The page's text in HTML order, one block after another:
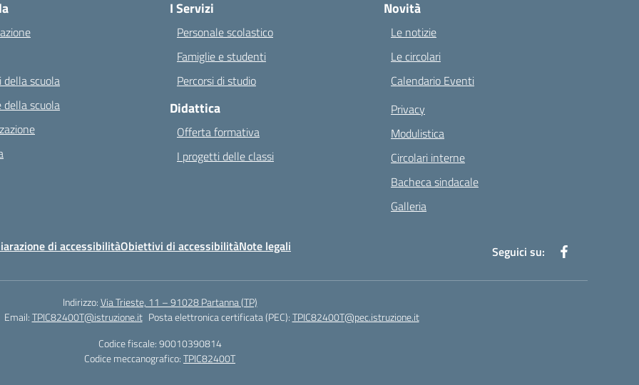
della scuola
della scuola
I Servizi
Personale scolastico
Famiglie e studenti
Percorsi di studio
Didattica
Offerta formativa
I progetti delle classi
Novità
Le notizie
Le circolari
Calendario Eventi
Privacy
Modulistica
Circolari interne
Bacheca sindacale
Galleria
di accessibilitàObiettivi di accessibilitàNote legali Seguici su:
Indirizzo:Via Trieste, 11 – 91028 Partanna (TP)
Email:TPIC82400T@istruzione.it Posta elettronica certificata (PEC):TPIC82400T@pec.istruzione.it
Codice fiscale: 90010390814
Codice meccanografico:TPIC82400T